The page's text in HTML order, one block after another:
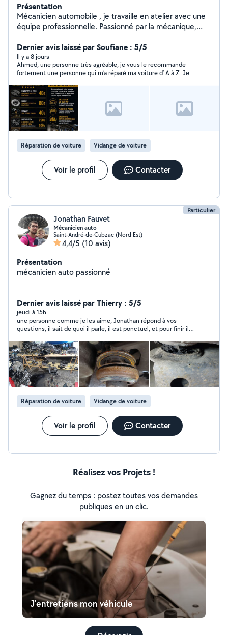
Présentation
Mécanicien automobile , je travaille en atelier avec une
équipe professionnelle. Passionné par la mécanique,
prestations d'entretien et de réparation : vidange,
freins, pneus, diagnostics et interventions mécaniques
diverses. Sérieux et reactifl'écoute, je propose un travail
propre et soigné avec des prix justes et accessibles
Diagnostic offert pour toute panne Facilité de
payement possible À partire de 1000 e
Dernier avis laissé par Soufiane : 5/5
Il y a 8 jours
Ahmed, une personne très agréable, je vous le recommande
fortement une personne qui m’a réparé ma voiture d’ A à Z. Je
Réparation de voiture Vidange de voiture
Voir le profil Contacter
Particulier
Jonathan Fauvet
Mécanicien auto
Saint-André-de-Cubzac (Nord Est)
4,4/5 (10 avis)
Présentation
mécanicien auto passionné
Dernier avis laissé par Thierry : 5/5
jeudi à 15h
une personne comme je les aime, Jonathan répond à vos
questions, il sait de quoi il parle, il est ponctuel, et pour finir il
Réparation de voiture Vidange de voiture
Voir le profil Contacter
Réalisez vos Projets !
Gagnez du temps : postez toutes vos demandes
publiques en un clic.
J'entretiens mon véhicule